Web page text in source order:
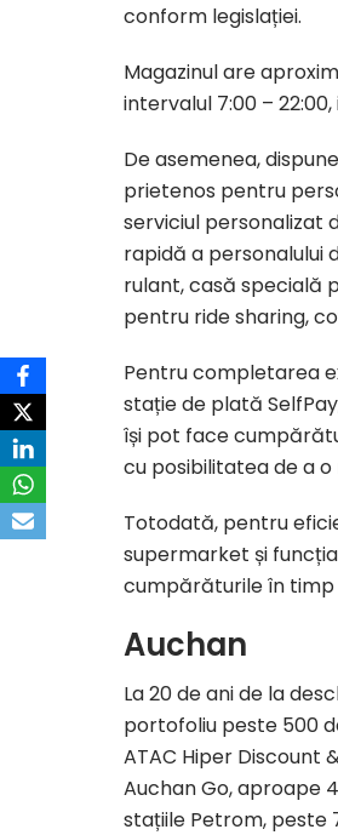
conform legislației.
Magazinul are
intervalul 7:00 –
De asemenea,
prietenos pentru
serviciul personalizat
rapidă a personalului
rulant, casă specială
pentru ride sharing,
Pentru completarea
stație de plată
își pot face
cu posibilitatea de a
Totodată, pentru
supermarket și
cumpărăturile în timp
Auchan
La 20 de ani de la
portofoliu peste 500
ATAC Hiper Discount
Auchan Go, aproape
stațiile Petrom, peste